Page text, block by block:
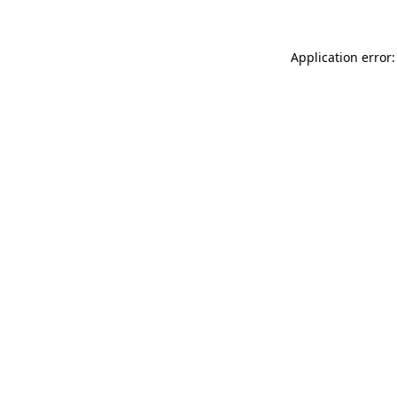
Application